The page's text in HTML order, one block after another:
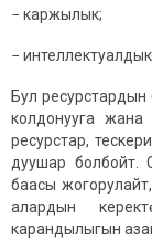
− каржылык;
−
Бул ресурстардын
колдонууга
ресурстар,
дуушар болбойт.
баасы
алардын
карандылыгын